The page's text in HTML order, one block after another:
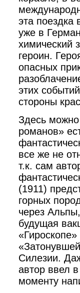
эта поездка
уже в
химический
героин.
опасных
этих
стороны
Здесь можно
романов»
все же не
т.к. сам
(1911)
горных
через
будущая
Силезии.
автор ввел
моменту